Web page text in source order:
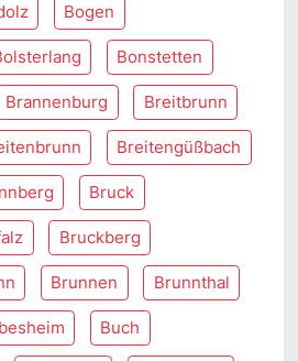
Bogen
Bonstetten
Brannenburg Breitbrunn
Breitengüßbach
Bruck
Bruckberg
Brunnen Brunnthal
Buch